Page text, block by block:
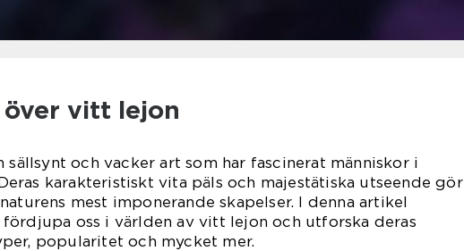
vitt lejon
sällsynt och vacker art som har fascinerat människor i
karakteristiskt vita päls och majestätiska utseende gör
mest imponerande skapelser. I denna artikel
oss i världen av vitt lejon och utforska deras
popularitet och mycket mer.